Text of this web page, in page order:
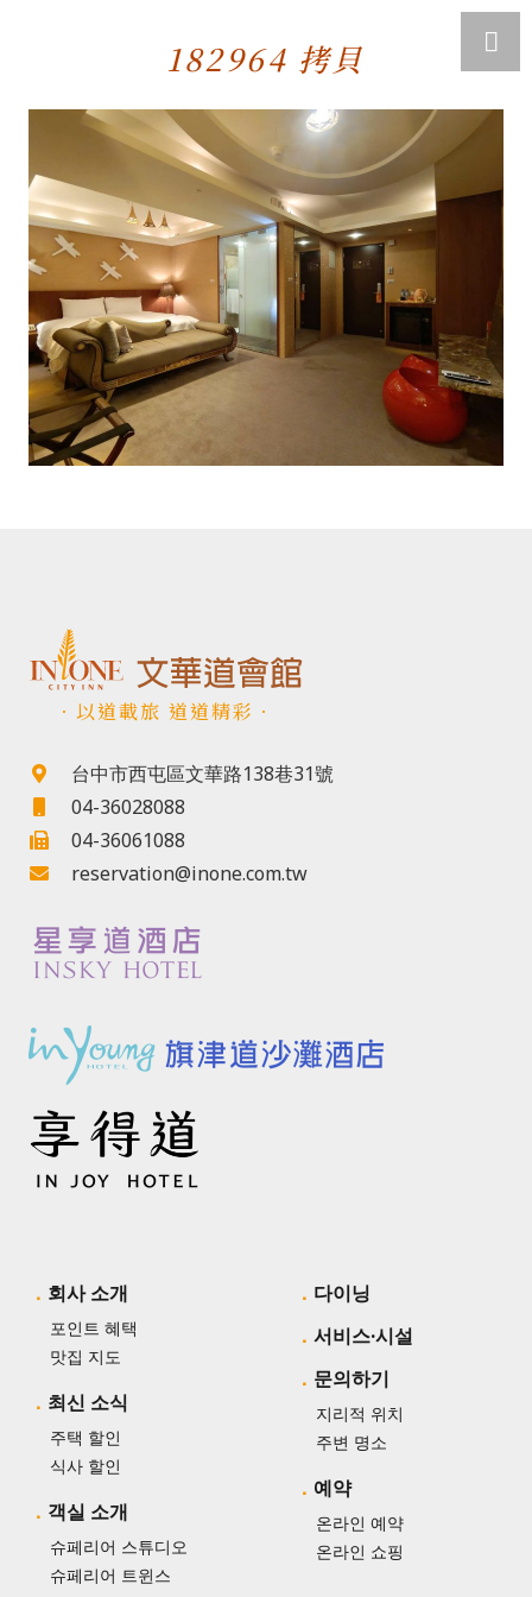
182964 拷貝
．以道載旅 道道精彩．
台中市西屯區文華路138巷31號
04-36028088
04-36061088
reservation@inone.com.tw
회사 소개
포인트 혜택
맛집 지도
최신 소식
주택 할인
식사 할인
객실 소개
슈페리어 스튜디오
슈페리어 트윈스
다이닝
서비스·시설
문의하기
지리적 위치
주변 명소
예약
온라인 예약
온라인 쇼핑